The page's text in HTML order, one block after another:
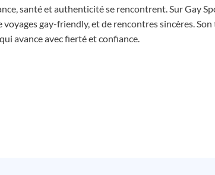
santé et authenticité se rencontrent. Sur Gay
voyages gay-friendly, et de rencontres sincères.
avance avec fierté et confiance.